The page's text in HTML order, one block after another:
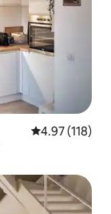
평점 4.97점(5
4.97 (118)